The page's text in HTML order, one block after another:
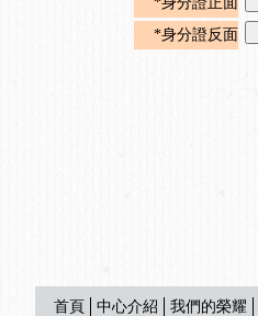
*身分證反面
首頁 中心介紹 我們的榮耀